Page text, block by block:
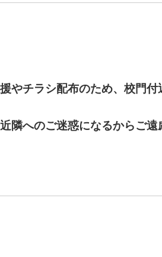
やチラシ配布のため、校門付
隣へのご迷惑になるからご遠